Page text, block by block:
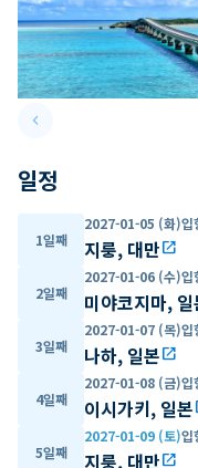
keyboard_arrow_leftPrevious slide
일정
1일째
2027-01-05 (화)입
지룽, 대만open_in_new
2일째
2027-01-06 (수)입
미야코지마, 일
3일째
2027-01-07 (목)입
나하, 일본open_in_new
4일째
2027-01-08 (금)입
이시가키, 일본
5일째
2027-01-09 (토)입
지룽, 대만open_in_new